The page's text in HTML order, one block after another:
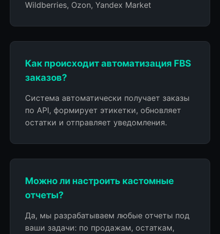
Wildberries, Ozon, Yandex Market
Как происходит автоматизация FBS
заказов?
Система автоматически получает заказы
по API, формирует этикетки, обновляет
остатки и отправляет уведомления.
Можно ли настроить кастомные
отчеты?
Да, мы разрабатываем любые отчеты под
ваши задачи: по продажам, остаткам,